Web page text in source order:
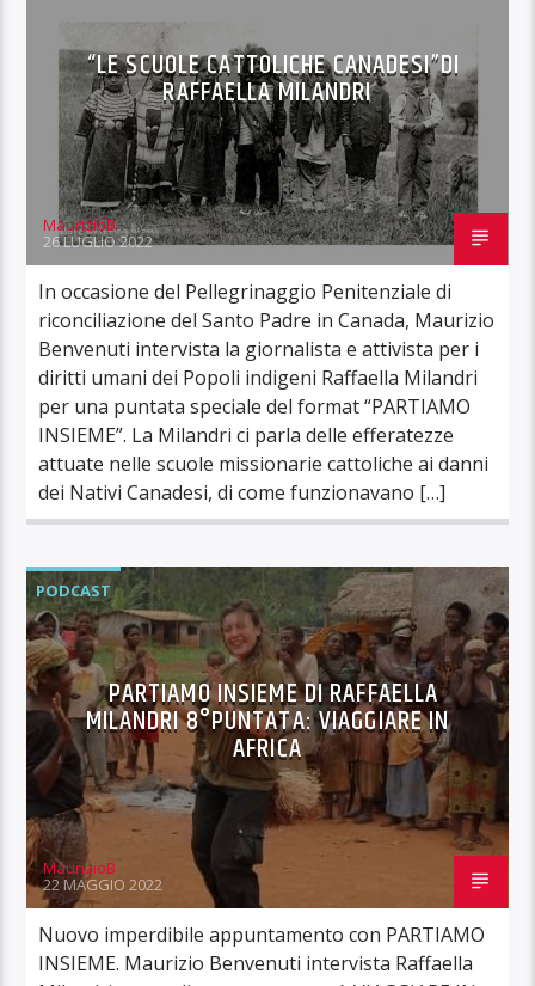
“LE SCUOLE CATTOLICHE CANADESI”DI
RAFFAELLA MILANDRI
MaurizioB
26 LUGLIO 2022
In occasione del Pellegrinaggio Penitenziale di
riconciliazione del Santo Padre in Canada, Maurizio
Benvenuti intervista la giornalista e attivista per i
diritti umani dei Popoli indigeni Raffaella Milandri
per una puntata speciale del format “PARTIAMO
INSIEME”. La Milandri ci parla delle efferatezze
attuate nelle scuole missionarie cattoliche ai danni
dei Nativi Canadesi, di come funzionavano […]
PODCAST
PARTIAMO INSIEME DI RAFFAELLA
MILANDRI 8°PUNTATA: VIAGGIARE IN
AFRICA
MaurizioB
22 MAGGIO 2022
Nuovo imperdibile appuntamento con PARTIAMO
INSIEME. Maurizio Benvenuti intervista Raffaella